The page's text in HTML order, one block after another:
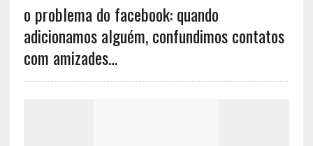
o problema do facebook: quando
adicionamos alguém, confundimos contatos
com amizades…